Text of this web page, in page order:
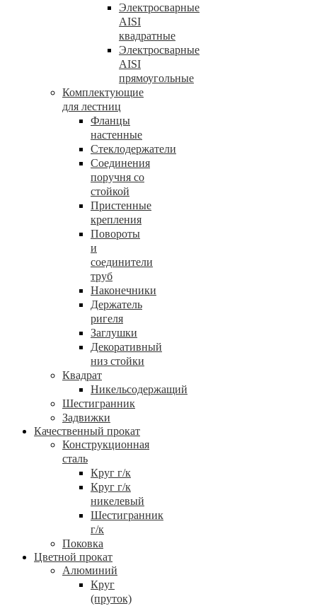
Электросварные
AISI
квадратные
Электросварные
AISI
прямоугольные
Комплектующие
для лестниц
Фланцы
настенные
Стеклодержатели
Соединения
поручня со
стойкой
Пристенные
крепления
Повороты
и
соединители
труб
Наконечники
Держатель
ригеля
Заглушки
Декоративный
низ стойки
Квадрат
Никельсодержащий
Шестигранник
Задвижки
Качественный прокат
Конструкционная
сталь
Круг г/к
Круг г/к
никелевый
Шестигранник
г/к
Поковка
Цветной прокат
Алюминий
Круг
(пруток)